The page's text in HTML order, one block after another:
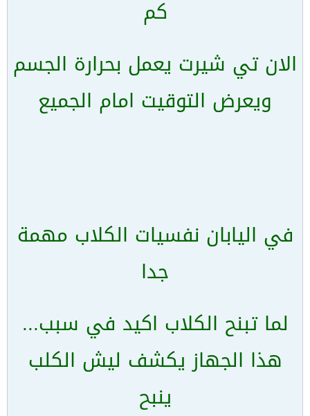
كم
الان تي شيرت يعمل بحرارة الجسم
ويعرض التوقيت امام الجميع
في اليابان نفسيات الكلاب مهمة
جدا
لما تبنح الكلاب اكيد في سبب...
هذا الجهاز يكشف ليش الكلب
ينبح